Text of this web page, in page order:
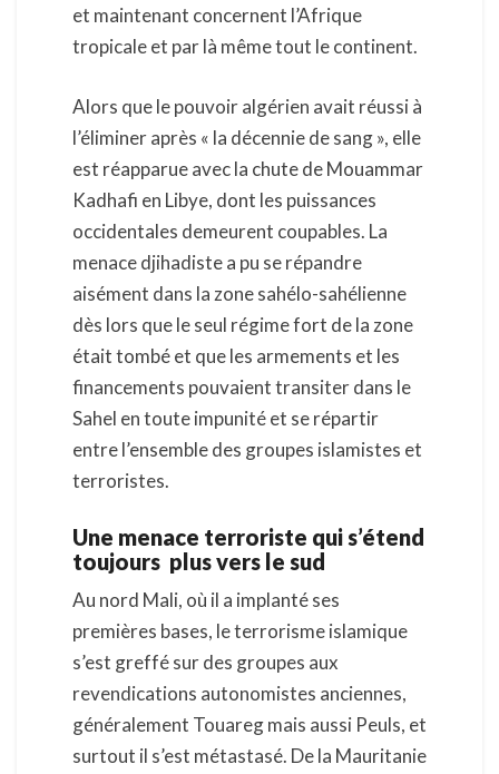
et maintenant concernent l’Afrique
tropicale et par là même tout le continent.
Alors que le pouvoir algérien avait réussi à
l’éliminer après « la décennie de sang », elle
est réapparue avec la chute de Mouammar
Kadhafi en Libye, dont les puissances
occidentales demeurent coupables. La
menace djihadiste a pu se répandre
aisément dans la zone sahélo-sahélienne
dès lors que le seul régime fort de la zone
était tombé et que les armements et les
financements pouvaient transiter dans le
Sahel en toute impunité et se répartir
entre l’ensemble des groupes islamistes et
terroristes.
Une menace terroriste qui s’étend
toujours plus vers le sud
Au nord Mali, où il a implanté ses
premières bases, le terrorisme islamique
s’est greffé sur des groupes aux
revendications autonomistes anciennes,
généralement Touareg mais aussi Peuls, et
surtout il s’est métastasé. De la Mauritanie